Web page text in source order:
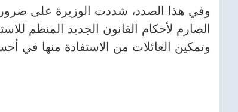
وفي هذا الصدد، شددت الوزيرة على
الصارم لأحكام القانون الجديد المنظم
وتمكين العائلات من الاستفادة منها في